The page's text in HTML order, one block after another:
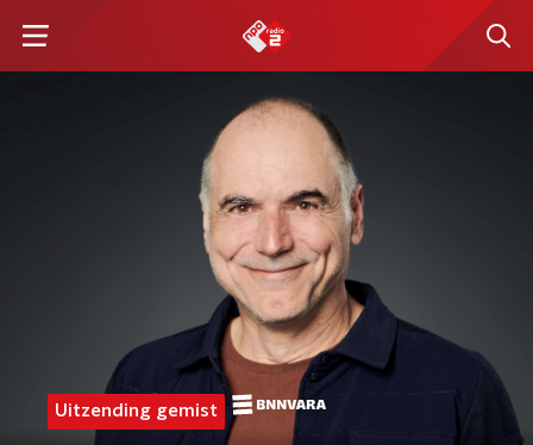
Uitzending gemist